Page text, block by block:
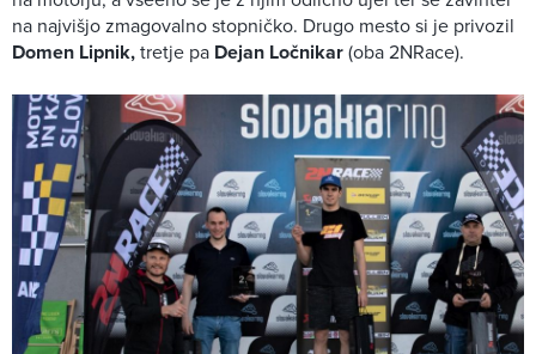
na najvišjo zmagovalno stopničko. Drugo mesto si je privozil
Domen Lipnik,tretje pa Dejan Ločnikar(oba 2NRace).